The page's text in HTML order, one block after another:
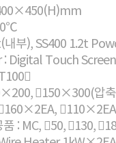
내부), SS400 1.2t
Digital Touch
150×300(압
110×2EA
: MC, 50, 130,